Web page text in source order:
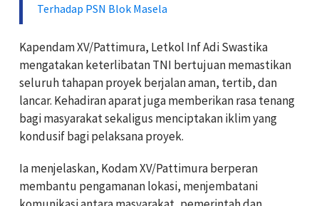
Terhadap PSN Blok Masela
Kapendam XV/Pattimura, Letkol Inf Adi Swastika
mengatakan keterlibatan TNI bertujuan memastikan
seluruh tahapan proyek berjalan aman, tertib, dan
lancar. Kehadiran aparat juga memberikan rasa tenang
bagi masyarakat sekaligus menciptakan iklim yang
kondusif bagi pelaksana proyek.
Ia menjelaskan, Kodam XV/Pattimura berperan
membantu pengamanan lokasi, menjembatani